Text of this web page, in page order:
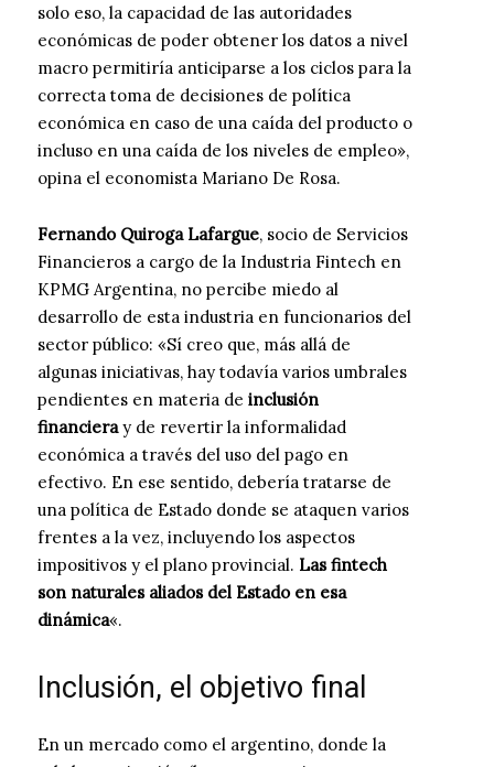
solo eso, la capacidad de las autoridades
económicas de poder obtener los datos a nivel
macro permitiría anticiparse a los ciclos para la
correcta toma de decisiones de política
económica en caso de una caída del producto o
incluso en una caída de los niveles de empleo»,
opina el economista Mariano De Rosa.
Fernando Quiroga Lafargue, socio de Servicios
Financieros a cargo de la Industria Fintech en
KPMG Argentina, no percibe miedo al
desarrollo de esta industria en funcionarios del
sector público: «Sí creo que, más allá de
algunas iniciativas, hay todavía varios umbrales
pendientes en materia de inclusión
financieray de revertir la informalidad
económica a través del uso del pago en
efectivo. En ese sentido, debería tratarse de
una política de Estado donde se ataquen varios
frentes a la vez, incluyendo los aspectos
impositivos y el plano provincial. Las fintech
son naturales aliados del Estado en esa
dinámica«.
Inclusión, el objetivo final
En un mercado como el argentino, donde la